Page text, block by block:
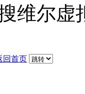
维尔
回首页